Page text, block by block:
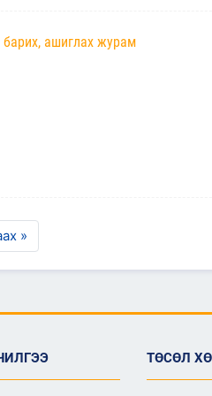
ашиглах журам
»
ТӨСӨЛ